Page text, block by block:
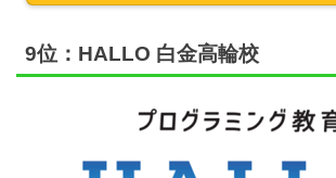
9位：HALLO 白金高輪校